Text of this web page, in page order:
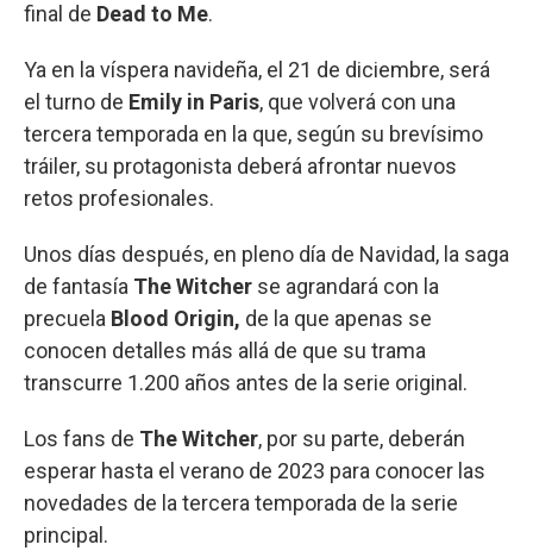
final de Dead to Me.
Ya en la víspera navideña, el 21 de diciembre, será
el turno de Emily in Paris, que volverá con una
tercera temporada en la que, según su brevísimo
tráiler, su protagonista deberá afrontar nuevos
retos profesionales.
Unos días después, en pleno día de Navidad, la saga
de fantasía The Witcher se agrandará con la
precuela Blood Origin, de la que apenas se
conocen detalles más allá de que su trama
transcurre 1.200 años antes de la serie original.
Los fans de The Witcher, por su parte, deberán
esperar hasta el verano de 2023 para conocer las
novedades de la tercera temporada de la serie
principal.